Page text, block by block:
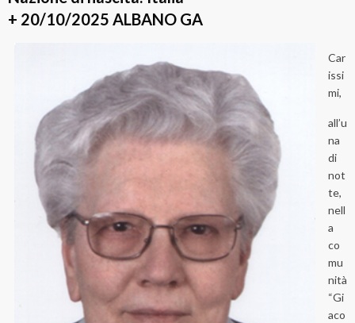
+ 20/10/2025 ALBANO GA
Car
issi
mi,
all’u
na
di
not
te,
nell
a
co
mu
nità
“Gi
aco